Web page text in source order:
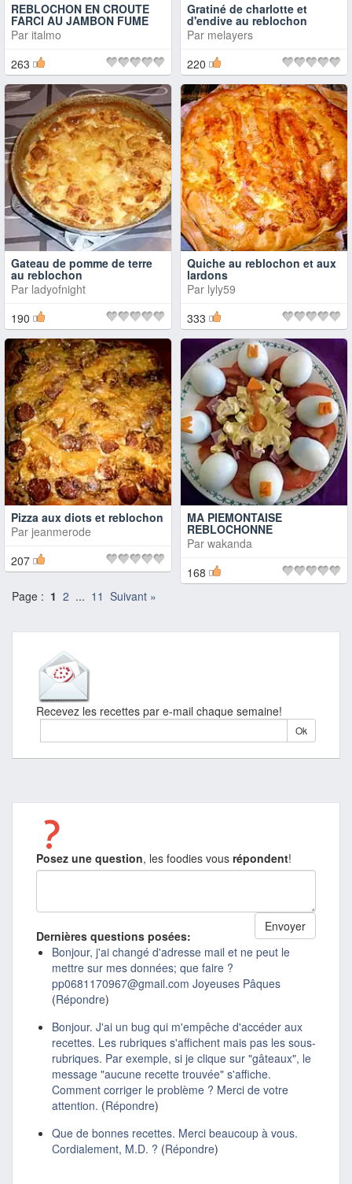
REBLOCHON EN CROUTE
FARCI AU JAMBON FUME
Par italmo
263
Gratiné de charlotte et
d'endive au reblochon
Par melayers
220
Gateau de pomme de terre
au reblochon
Par ladyofnight
190
Quiche au reblochon et aux
lardons
Par lyly59
333
Pizza aux diots et reblochon
Par jeanmerode
207
MA PIEMONTAISE
REBLOCHONNE
Par wakanda
168
Page : 1 2 ... 11 Suivant »
Recevez les recettes par e-mail chaque semaine!
Posez une question, les foodies vous répondent!
Dernières questions posées:
Bonjour, j'ai changé d'adresse mail et ne peut le
mettre sur mes données; que faire ?
pp0681170967@gmail.com Joyeuses Pâques
(Répondre)
Bonjour. J'ai un bug qui m'empêche d'accéder aux
recettes. Les rubriques s'affichent mais pas les sous-
rubriques. Par exemple, si je clique sur "gâteaux", le
message "aucune recette trouvée" s'affiche.
Comment corriger le problème ? Merci de votre
attention. (Répondre)
Que de bonnes recettes. Merci beaucoup à vous.
Cordialement, M.D. ? (Répondre)